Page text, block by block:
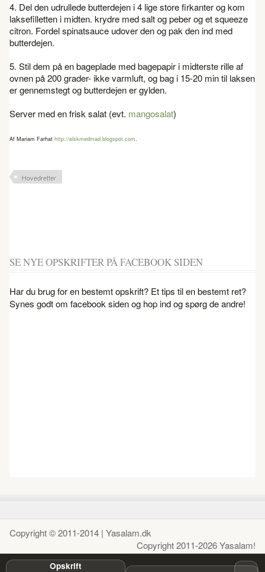
4. Del den udrullede butterdejen i 4 lige store firkanter og kom
laksefilletten i midten. krydre med salt og peber og et squeeze
citron. Fordel spinatsauce udover den og pak den ind med
butterdejen.
5. Stil dem på en bageplade med bagepapir i midterste rille af
ovnen på 200 grader- ikke varmluft, og bag i 15-20 min til laksen
er gennemstegt og butterdejen er gylden.
Server med en frisk salat (evt. mangosalat)
Af Mariam Farhat http://elskmedmad.blogspot.com.
Hovedretter
Opskrift
SE NYE OPSKRIFTER PÅ FACEBOOK SIDEN
Har du brug for en bestemt opskrift? Et tips til en bestemt ret?
Synes godt om facebook siden og hop ind og spørg de andre!
Copyright © 2011-2014 | Yasalam.dk
Copyright 2011-2026 Yasalam!